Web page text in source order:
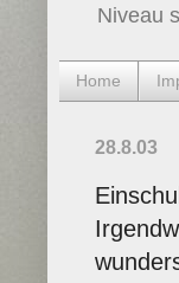
Niveau
Home
28.8.03